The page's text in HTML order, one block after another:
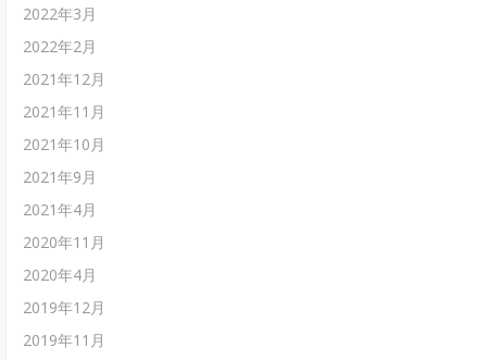
2022年3月
2022年2月
2021年12月
2021年11月
2021年10月
2021年9月
2021年4月
2020年11月
2020年4月
2019年12月
2019年11月